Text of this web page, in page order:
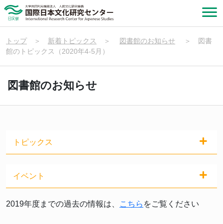
トップ＞ 新着トピックス ＞ 図書館のお知らせ ＞
図書
館のトピックス（2020年4-5月）
図書館のお知らせ
トピックス
イベント
2019年度までの過去の情報は、 こちら をご覧ください